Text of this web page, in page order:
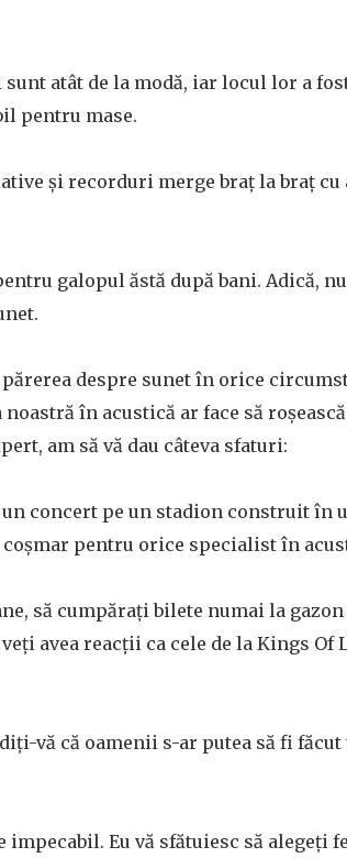
atât de la modă, iar locul lor a
pentru mase.
și recorduri merge braț la braț cu
galopul ăstă după bani. Adică,
despre sunet în orice
în acustică ar face să
am să vă dau câteva sfaturi:
concert pe un stadion construit în
pentru orice specialist în
să cumpărați bilete numai la
avea reacții ca cele de la Kings Of
vă că oamenii s-ar putea să fi făcut
Eu vă sfătuiesc să alegeți